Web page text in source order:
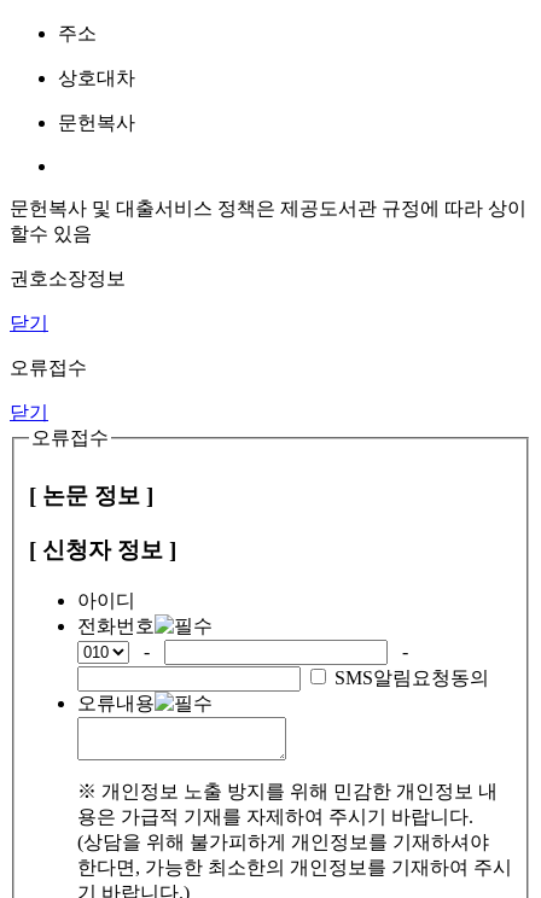
주소
상호대차
문헌복사
문헌복사 및 대출서비스 정책은 제공도서관 규정에 따라 상이
할수 있음
권호소장정보
닫기
오류접수
닫기
오류접수
[ 논문 정보 ]
[ 신청자 정보 ]
아이디
전화번호
-
-
SMS알림요청동의
오류내용
※ 개인정보 노출 방지를 위해 민감한 개인정보 내
용은 가급적 기재를 자제하여 주시기 바랍니다.
(상담을 위해 불가피하게 개인정보를 기재하셔야
한다면, 가능한 최소한의 개인정보를 기재하여 주시
기 바랍니다.)